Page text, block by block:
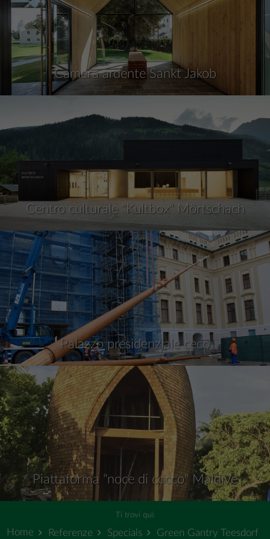
Camera ardente Sankt Jakob
Centro culturale "Kultbox" Mörtschach
Palazzo presidenziale ceco
Piattaforma "noce di cocco" Maldive
Ti trovi qui:
Home Referenze Specials Green Gantry Teesdorf